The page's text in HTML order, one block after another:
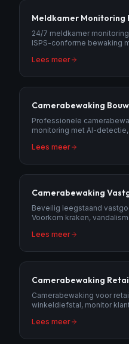
Meldkamer Monitoring
24/7 meldkamer
ISPS-conforme bewaking
Lees meer
Camerabewaking
Professionele
monitoring met AI-
machines.
Lees meer
Camerabewaking
Beveilig leegstaand
Voorkom kraken,
Lees meer
Camerabewaking
Camerabewaking voor
winkeldiefstal, monitor
Lees meer